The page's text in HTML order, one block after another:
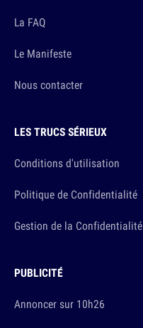
La FAQ
Le Manifeste
Nous contacter
LES TRUCS SÉRIEUX
Conditions d'utilisation
Politique de Confidentialité
Gestion de la Confidentialité
PUBLICITÉ
Annoncer sur 10h26